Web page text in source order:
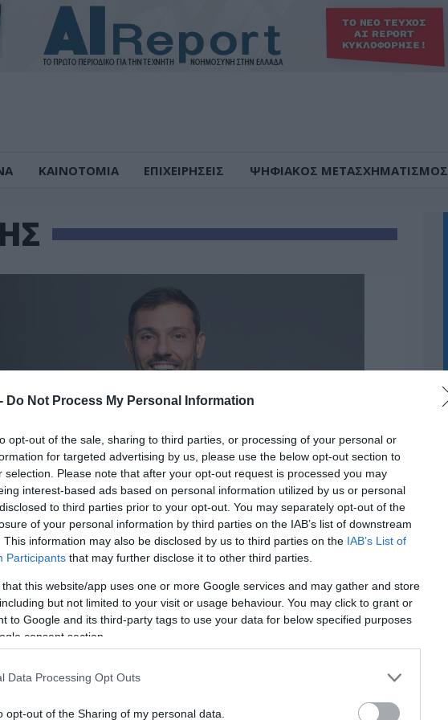
Do Not Process My Personal Information
opt-out of the sale, sharing to third parties, or processing of your personal or
for targeted advertising by us, please use the below opt-out section to
selection. Please note that after your opt-out request is processed you may
interest-based ads based on personal information utilized by us or personal
to third parties prior to your opt-out. You may separately opt-out of the
of your personal information by third parties on the IAB’s list of downstream
This information may also be disclosed by us to third parties on the IAB’s List of
Participants that may further disclose it to other third parties.
that this website/app uses one or more Google services and may gather and store
but not limited to your visit or usage behaviour. You may click to grant or
to Google and its third-party tags to use your data for below specified purposes
consent section.
Data Processing Opt Outs
opt-out of the Sharing of my personal data.
ΚΑΙΝΟΤΟΜΙΑ ΕΠΙΧΕΙΡΗΣΕΙΣ ΨΗΦΙΑΚΟΣ ΜΕΤΑΣΧΗΜΑΤΙΣΜΟΣ